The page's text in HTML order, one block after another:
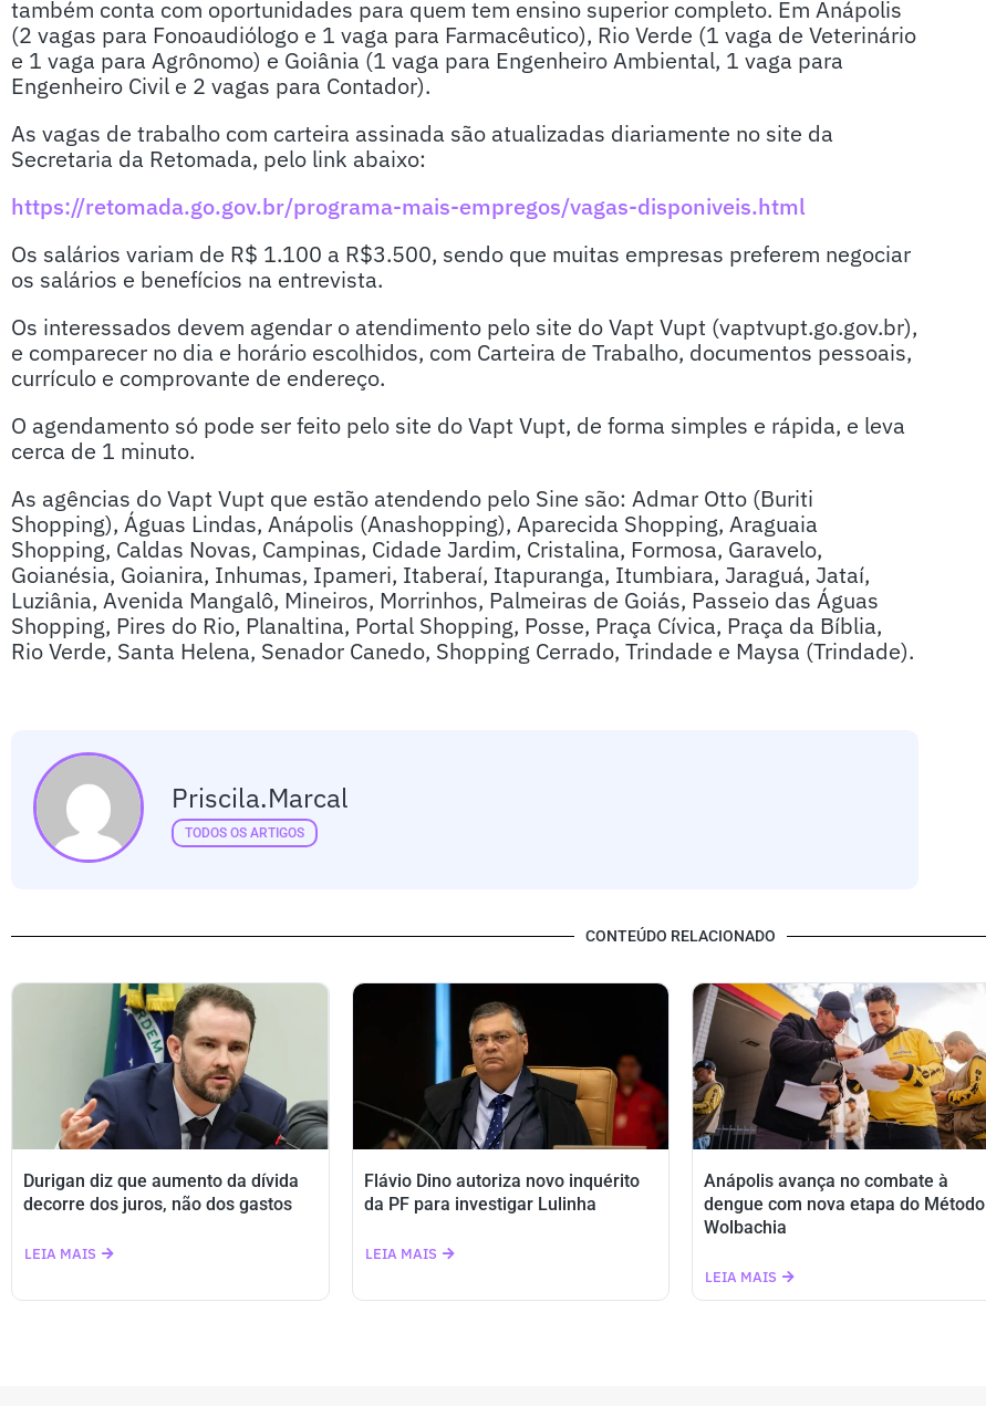
também conta com oportunidades para quem tem ensino superior completo. Em Anápolis
(2 vagas para Fonoaudiólogo e 1 vaga para Farmacêutico), Rio Verde (1 vaga de Veterinário
e 1 vaga para Agrônomo) e Goiânia (1 vaga para Engenheiro Ambiental, 1 vaga para
Engenheiro Civil e 2 vagas para Contador).
As vagas de trabalho com carteira assinada são atualizadas diariamente no site da
Secretaria da Retomada, pelo link abaixo:
https://retomada.go.gov.br/programa-mais-empregos/vagas-disponiveis.html
Os salários variam de R$ 1.100 a R$3.500, sendo que muitas empresas preferem negociar
os salários e benefícios na entrevista.
Os interessados devem agendar o atendimento pelo site do Vapt Vupt (vaptvupt.go.gov.br),
e comparecer no dia e horário escolhidos, com Carteira de Trabalho, documentos pessoais,
currículo e comprovante de endereço.
O agendamento só pode ser feito pelo site do Vapt Vupt, de forma simples e rápida, e leva
cerca de 1 minuto.
As agências do Vapt Vupt que estão atendendo pelo Sine são: Admar Otto (Buriti
Shopping), Águas Lindas, Anápolis (Anashopping), Aparecida Shopping, Araguaia
Shopping, Caldas Novas, Campinas, Cidade Jardim, Cristalina, Formosa, Garavelo,
Goianésia, Goianira, Inhumas, Ipameri, Itaberaí, Itapuranga, Itumbiara, Jaraguá, Jataí,
Luziânia, Avenida Mangalô, Mineiros, Morrinhos, Palmeiras de Goiás, Passeio das Águas
Shopping, Pires do Rio, Planaltina, Portal Shopping, Posse, Praça Cívica, Praça da Bíblia,
Rio Verde, Santa Helena, Senador Canedo, Shopping Cerrado, Trindade e Maysa (Trindade).
Priscila.marcal
TODOS OS ARTIGOS
CONTEÚDO RELACIONADO
Durigan diz que aumento da dívida
decorre dos juros, não dos gastos
LEIA MAIS
Flávio Dino autoriza novo inquérito
da PF para investigar Lulinha
LEIA MAIS
Anápolis avança no combate à
dengue com nova etapa do Método
Wolbachia
LEIA MAIS